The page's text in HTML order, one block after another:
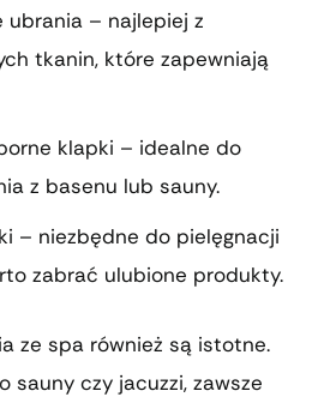
ubrania – najlepiej z
tkanin, które zapewniają
klapki – idealne do
z basenu lub sauny.
– niezbędne do pielęgnacji
zabrać ulubione produkty.
ze spa również są istotne.
sauny czy jacuzzi, zawsze